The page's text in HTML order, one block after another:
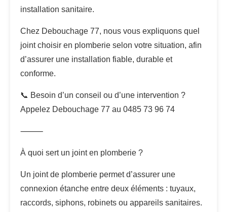
installation sanitaire.
Chez Debouchage 77, nous vous expliquons quel
joint choisir en plomberie selon votre situation, afin
d’assurer une installation fiable, durable et
conforme.
📞 Besoin d’un conseil ou d’une intervention ?
Appelez Debouchage 77 au 0485 73 96 74
⸻
À quoi sert un joint en plomberie ?
Un joint de plomberie permet d’assurer une
connexion étanche entre deux éléments : tuyaux,
raccords, siphons, robinets ou appareils sanitaires.